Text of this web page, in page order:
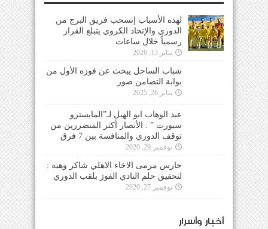
لهذه الأسباب إنسحب فريق البرج من
الدوري والإتحاد الكروي يتبلغ القرار
رسمياً خلال ساعات
يناير 13, 2026
شباب الساحل يبحث عن فوزه الأول من
بوابة التضامن صور
يناير 26, 2025
عبد الوهاب ابو الهيل لـ”المايسترو
سبورت ” : الأنصار أكثر المتضررين من
توقف الدوري والمنافسة بين 7 فرق
نوفمبر 29, 2020
حارس مرمى الاخاء الاهلي شاكر وهبه :
لتحقيق حلم النادي الفوز بلقب الدوري
نوفمبر 27, 2020
أخبار وأسرار